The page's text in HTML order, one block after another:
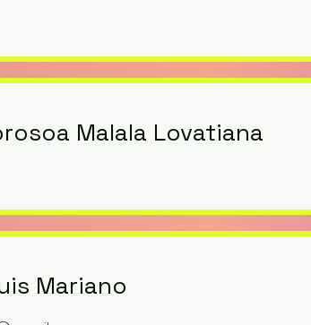
Malala Lovatiana
Mariano